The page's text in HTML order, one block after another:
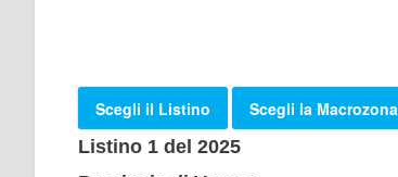
Scegli il Listino
Scegli la Macrozona
Listino 1 del 2025